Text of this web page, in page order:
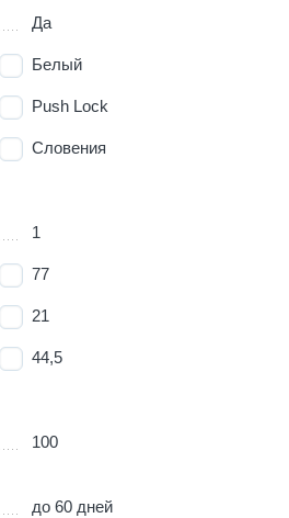
Да
Белый
Push Lock
Словения
1
77
21
44,5
100
до 60 дней